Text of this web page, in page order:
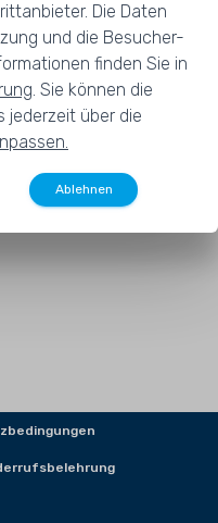
Die Daten
und die Besucher-
finden Sie in
. Sie können die
jederzeit über die
Ablehnen
vergessen?
login Anmelden